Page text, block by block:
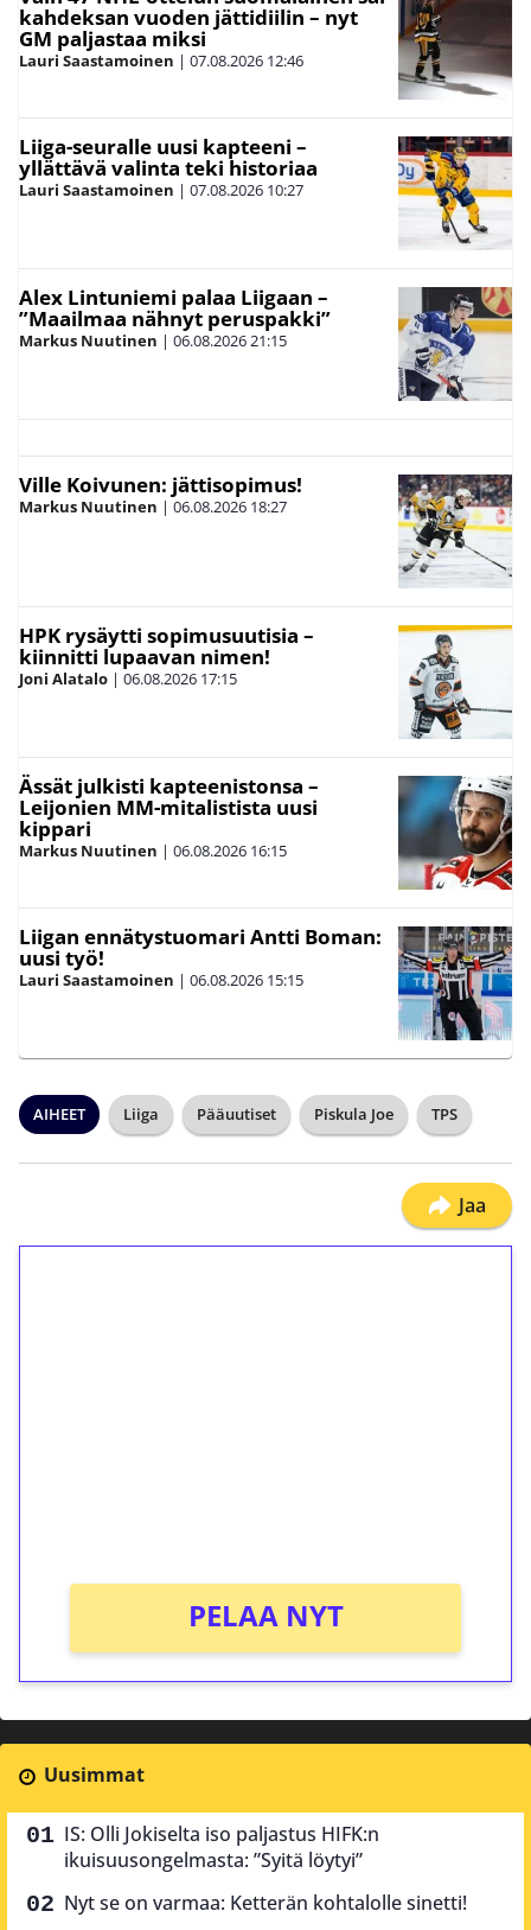
kahdeksan vuoden jättidiilin – nyt
GM paljastaa miksi
Lauri Saastamoinen | 07.08.2026 12:46
Liiga-seuralle uusi kapteeni –
yllättävä valinta teki historiaa
Lauri Saastamoinen | 07.08.2026 10:27
Alex Lintuniemi palaa Liigaan –
”Maailmaa nähnyt peruspakki”
Markus Nuutinen | 06.08.202621:15
Ville Koivunen: jättisopimus!
Markus Nuutinen | 06.08.2026 18:27
HPK rysäytti sopimusuutisia –
kiinnitti lupaavan nimen!
Joni Alatalo | 06.08.2026 17:15
Ässät julkisti kapteenistonsa –
Leijonien MM-mitalistista uusi
kippari
Markus Nuutinen | 06.08.2026 16:15
Liigan ennätystuomari Antti Boman:
uusi työ!
Lauri Saastamoinen | 06.08.2026 15:15
AIHEET Liiga Pääuutiset Piskula Joe TPS
Jaa
PELAA NYT
Uusimmat
IS: Olli Jokiselta iso paljastus HIFK:n
ikuisuusongelmasta: ”Syitä löytyi”
Nyt se on varmaa: Ketterän kohtalolle sinetti!